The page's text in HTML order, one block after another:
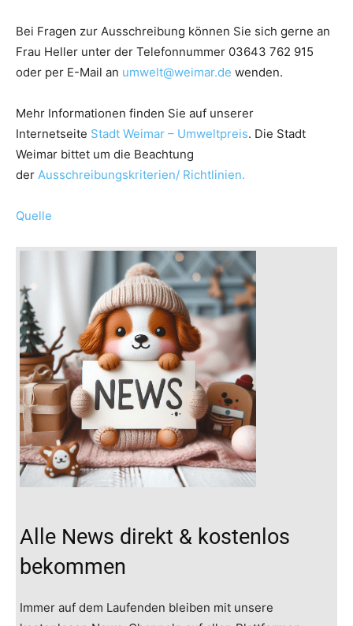
Bei Fragen zur Ausschreibung können Sie sich gerne an
Frau Heller unter der Telefonnummer 03643 762 915
oder per E-Mail an umwelt@weimar.de wenden.
Mehr Informationen finden Sie auf unserer
Internetseite Stadt Weimar – Umweltpreis. Die Stadt
Weimar bittet um die Beachtung
der Ausschreibungskriterien/ Richtlinien.
Quelle
Alle News direkt & kostenlos
bekommen
Immer auf dem Laufenden bleiben mit unsere